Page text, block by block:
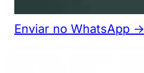
Enviar no WhatsApp →